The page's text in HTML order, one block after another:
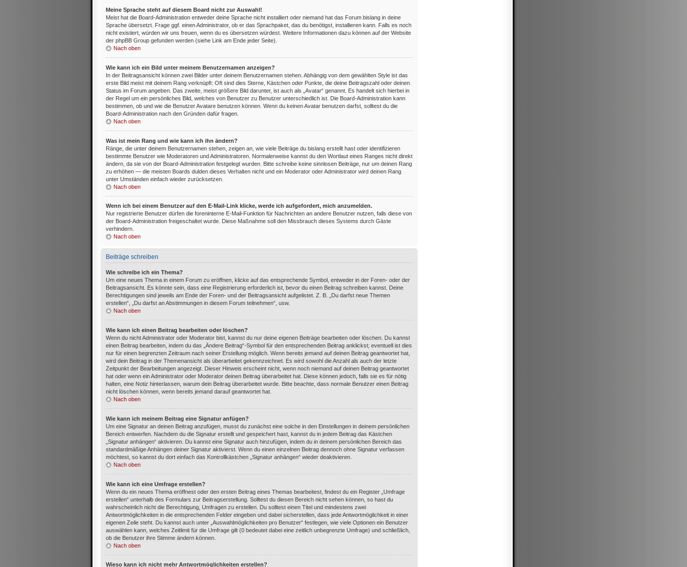
Meine Sprache steht auf diesem Board nicht zur Auswahl!
Meist hat die Board-Administration entweder deine Sprache nicht installiert oder niemand hat das Forum bislang in deine
Sprache übersetzt. Frage ggf. einen Administrator, ob er das Sprachpaket, das du benötigst, installieren kann. Falls es noch
nicht existiert, würden wir uns freuen, wenn du es übersetzen würdest. Weitere Informationen dazu können auf der Website
der phpBB Group gefunden werden (siehe Link am Ende jeder Seite).
Nach oben
Wie kann ich ein Bild unter meinem Benutzernamen anzeigen?
In der Beitragsansicht können zwei Bilder unter deinem Benutzernamen stehen. Abhängig von dem gewählten Style ist das
erste Bild meist mit deinem Rang verknüpft: Oft sind dies Sterne, Kästchen oder Punkte, die deine Beitragszahl oder deinen
Status im Forum angeben. Das zweite, meist größere Bild darunter, ist auch als „Avatar“ genannt. Es handelt sich hierbei in
der Regel um ein persönliches Bild, welches von Benutzer zu Benutzer unterschiedlich ist. Die Board-Administration kann
bestimmen, ob und wie die Benutzer Avatare benutzen können. Wenn du keinen Avatar benutzen darfst, solltest du die
Board-Administration nach den Gründen dafür fragen.
Nach oben
Was ist mein Rang und wie kann ich ihn ändern?
Ränge, die unter deinem Benutzernamen stehen, zeigen an, wie viele Beiträge du bislang erstellt hast oder identifizieren
bestimmte Benutzer wie Moderatoren und Administratoren. Normalerweise kannst du den Wortlaut eines Ranges nicht direkt
ändern, da sie von der Board-Administration festgelegt wurden. Bitte schreibe keine sinnlosen Beiträge, nur um deinen Rang
zu erhöhen — die meisten Boards dulden dieses Verhalten nicht und ein Moderator oder Administrator wird deinen Rang
unter Umständen einfach wieder zurücksetzen.
Nach oben
Wenn ich bei einem Benutzer auf den E-Mail-Link klicke, werde ich aufgefordert, mich anzumelden.
Nur registrierte Benutzer dürfen die foreninterne E-Mail-Funktion für Nachrichten an andere Benutzer nutzen, falls diese von
der Board-Administration freigeschaltet wurde. Diese Maßnahme soll den Missbrauch dieses Systems durch Gäste
verhindern.
Nach oben
Beiträge schreiben
Wie schreibe ich ein Thema?
Um eine neues Thema in einem Forum zu eröffnen, klicke auf das entsprechende Symbol, entweder in der Foren- oder der
Beitragsansicht. Es könnte sein, dass eine Registrierung erforderlich ist, bevor du einen Beitrag schreiben kannst. Deine
Berechtigungen sind jeweils am Ende der Foren- und der Beitragsansicht aufgelistet. Z. B. „Du darfst neue Themen
erstellen“, „Du darfst an Abstimmungen in diesem Forum teilnehmen“, usw.
Nach oben
Wie kann ich einen Beitrag bearbeiten oder löschen?
Wenn du nicht Administrator oder Moderator bist, kannst du nur deine eigenen Beiträge bearbeiten oder löschen. Du kannst
einen Beitrag bearbeiten, indem du das „Ändere Beitrag“-Symbol für den entsprechenden Beitrag anklickst; eventuell ist dies
nur für einen begrenzten Zeitraum nach seiner Erstellung möglich. Wenn bereits jemand auf deinen Beitrag geantwortet hat,
wird dein Beitrag in der Themenansicht als überarbeitet gekennzeichnet. Es wird sowohl die Anzahl als auch der letzte
Zeitpunkt der Bearbeitungen angezeigt. Dieser Hinweis erscheint nicht, wenn noch niemand auf deinen Beitrag geantwortet
hat oder wenn ein Administrator oder Moderator deinen Beitrag überarbeitet hat. Diese können jedoch, falls sie es für nötig
halten, eine Notiz hinterlassen, warum dein Beitrag überarbeitet wurde. Bitte beachte, dass normale Benutzer einen Beitrag
nicht löschen können, wenn bereits jemand darauf geantwortet hat.
Nach oben
Wie kann ich meinem Beitrag eine Signatur anfügen?
Um eine Signatur an deinen Beitrag anzufügen, musst du zunächst eine solche in den Einstellungen in deinem persönlichen
Bereich entwerfen. Nachdem du die Signatur erstellt und gespeichert hast, kannst du in jedem Beitrag das Kästchen
„Signatur anhängen“ aktivieren. Du kannst eine Signatur auch hinzufügen, indem du in deinem persönlichen Bereich das
standardmäßige Anhängen deiner Signatur aktivierst. Wenn du einen einzelnen Beitrag dennoch ohne Signatur verfassen
möchtest, so kannst du dort einfach das Kontrollkästchen „Signatur anhängen“ wieder deaktivieren.
Nach oben
Wie kann ich eine Umfrage erstellen?
Wenn du ein neues Thema eröffnest oder den ersten Beitrag eines Themas bearbeitest, findest du ein Register „Umfrage
erstellen“ unterhalb des Formulars zur Beitragserstellung. Solltest du diesen Bereich nicht sehen können, so hast du
wahrscheinlich nicht die Berechtigung, Umfragen zu erstellen. Du solltest einen Titel und mindestens zwei
Antwortmöglichkeiten in die entsprechenden Felder eingeben und dabei sicherstellen, dass jede Antwortmöglichkeit in einer
eigenen Zeile steht. Du kannst auch unter „Auswahlmöglichkeiten pro Benutzer“ festlegen, wie viele Optionen ein Benutzer
auswählen kann, welches Zeitlimit für die Umfrage gilt (0 bedeutet dabei eine zeitlich unbegrenzte Umfrage) und schließlich,
ob die Benutzer ihre Stimme ändern können.
Nach oben
Wieso kann ich nicht mehr Antwortmöglichkeiten erstellen?